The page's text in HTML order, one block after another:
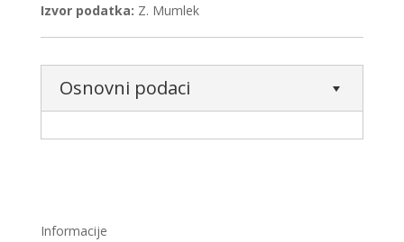
Izvor podatka: Z. Mumlek
Osnovni podaci
Informacije